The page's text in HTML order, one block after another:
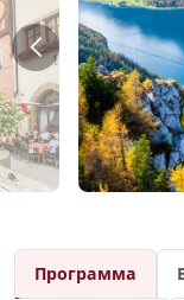
Программа